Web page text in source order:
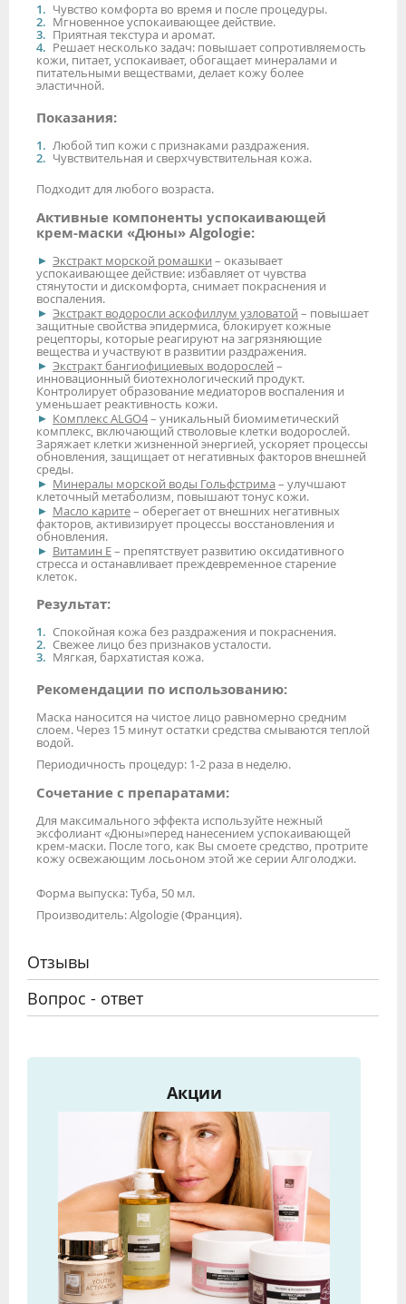
Чувство комфорта во время и после процедуры.
Мгновенное успокаивающее действие.
Приятная текстура и аромат.
Решает несколько задач: повышает сопротивляемость
кожи, питает, успокаивает, обогащает минералами и
питательными веществами, делает кожу более
эластичной.
Показания:
Любой тип кожи с признаками раздражения.
Чувствительная и сверхчувствительная кожа.
Подходит для любого возраста.
Активные компоненты успокаивающей
крем-маски «Дюны» Algologie:
Экстракт морской ромашки – оказывает
успокаивающее действие: избавляет от чувства
стянутости и дискомфорта, снимает покраснения и
воспаления.
Экстракт водоросли аскофиллум узловатой – повышает
защитные свойства эпидермиса, блокирует кожные
рецепторы, которые реагируют на загрязняющие
вещества и участвуют в развитии раздражения.
Экстракт бангиофициевых водорослей –
инновационный биотехнологический продукт.
Контролирует образование медиаторов воспаления и
уменьшает реактивность кожи.
Комплекс ALGO4– уникальный биомиметический
комплекс, включающий стволовые клетки водорослей.
Заряжает клетки жизненной энергией, ускоряет процессы
обновления, защищает от негативных факторов внешней
среды.
Минералы морской воды Гольфстрима – улучшают
клеточный метаболизм, повышают тонус кожи.
Масло карите– оберегает от внешних негативных
факторов, активизирует процессы восстановления и
обновления.
Витамин Е– препятствует развитию оксидативного
стресса и останавливает преждевременное старение
клеток.
Результат:
Спокойная кожа без раздражения и покраснения.
Свежее лицо без признаков усталости.
Мягкая, бархатистая кожа.
Рекомендации по использованию:
Маска наносится на чистое лицо равномерно средним
слоем. Через 15 минут остатки средства смываются теплой
водой.
Периодичность процедур: 1-2 раза в неделю.
Сочетание с препаратами:
Для максимального эффекта используйте нежный
эксфолиант «Дюны»перед нанесением успокаивающей
крем-маски. После того, как Вы смоете средство, протрите
кожу освежающим лосьоном этой же серии Алголоджи.
Форма выпуска: Туба, 50 мл.
Производитель: Algologie (Франция).
Отзывы
Вопрос - ответ
Акции